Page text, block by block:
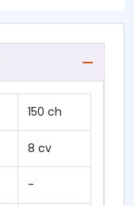
150 ch
8 cv
-